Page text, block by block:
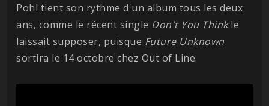
Pohl tient son rythme d'un album tous les deux
ans, comme le récent single Don't You Thinkle
laissait supposer, puisque Future Unknown
sortira le 14 octobre chez Out of Line.